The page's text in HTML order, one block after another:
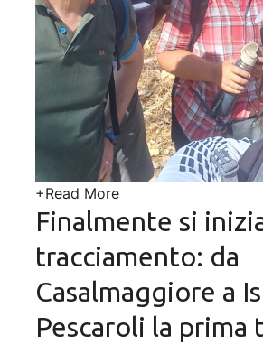
+Read More
Finalmente si
tracciamento: da
Casalmaggiore a
Pescaroli la prima